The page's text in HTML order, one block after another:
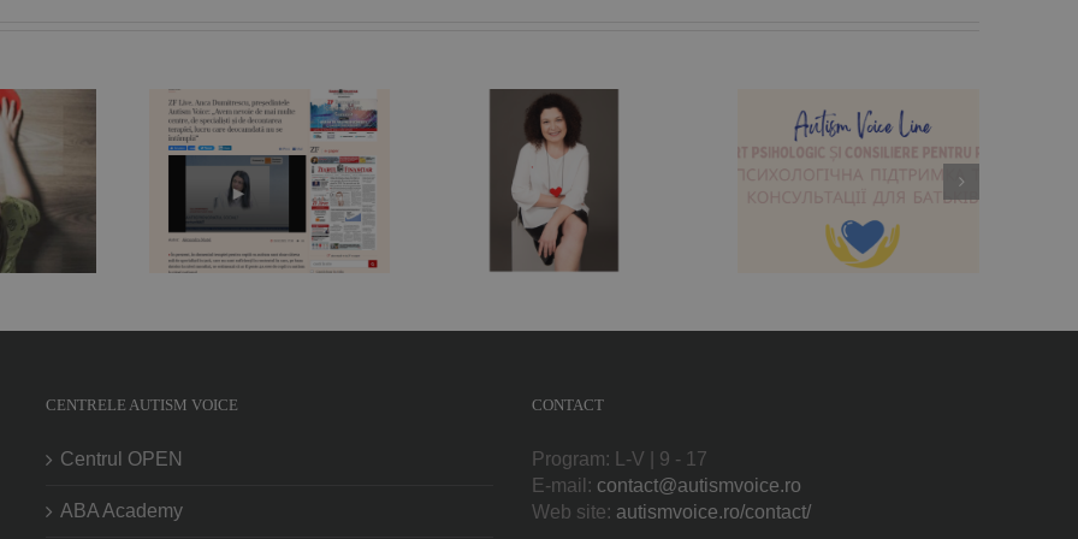
Autism
nevoie
multe centre,
şi de
terapiei,
care
copil sau adolescent
care are un
comportament bizar
se poate ascunde un
suflet afectat de
tulburări de spectru”.
Nicoleta Orlea,
Părinții din Ucraina și
România au acum
suport psihologic
gratuit la Autism Voice
CENTRELE AUTISM VOICE
Centrul OPEN
ABA Academy
CONTACT
Program: L-V | 9 - 17
E-mail: contact@autismvoice.ro
Web site: autismvoice.ro/contact/